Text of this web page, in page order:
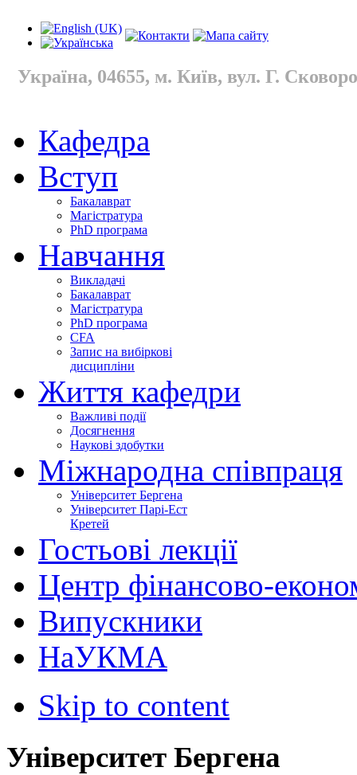
Україна, 04655, м. Київ, вул. Г.
Кафедра
Вступ
Бакалаврат
Магістратура
PhD програма
Навчання
Викладачі
Бакалаврат
Магістратура
PhD програма
CFA
Запис на вибіркові
дисципліни
Життя кафедри
Важливі події
Досягнення
Наукові здобутки
Міжнародна співпраця
Університет Бергена
Університет Парі-Ест
Кретей
Гостьові лекції
Центр фінансово-
Випускники
НаУКМА
Skip to content
Університет Бергена